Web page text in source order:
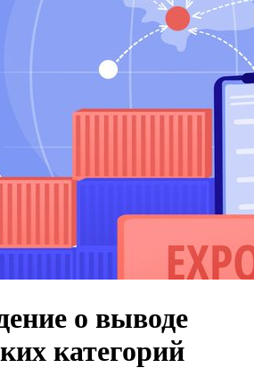
о выводе
категорий